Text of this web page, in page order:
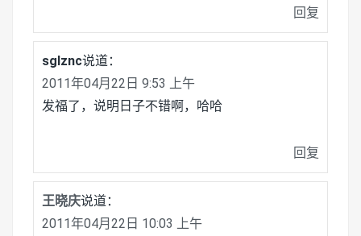
回复
sglznc说道：
2011年04月22日 9:53 上午
发福了，说明日子不错啊，哈哈
回复
王晓庆说道：
2011年04月22日 10:03 上午